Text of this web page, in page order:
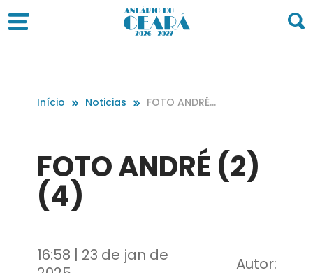
Início Noticias
FOTO ANDRÉ
FOTO ANDRÉ (2)
(4)
16:58 | 23 de jan de
Autor: